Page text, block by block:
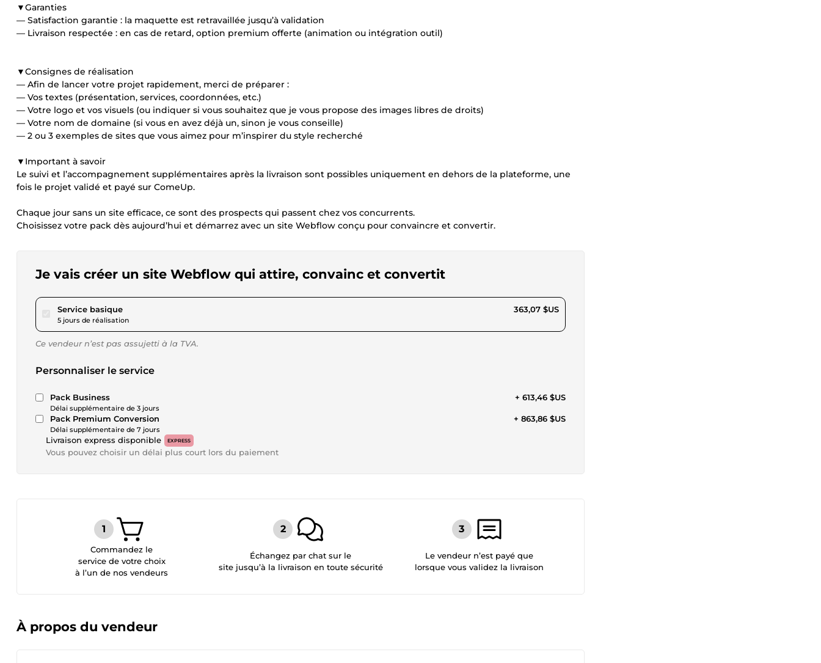
▼Garanties
— Satisfaction garantie : la maquette est retravaillée jusqu’à validation
— Livraison respectée : en cas de retard, option premium offerte (animation ou intégration outil)
▼Consignes de réalisation
— Afin de lancer votre projet rapidement, merci de préparer :
— Vos textes (présentation, services, coordonnées, etc.)
— Votre logo et vos visuels (ou indiquer si vous souhaitez que je vous propose des images libres de droits)
— Votre nom de domaine (si vous en avez déjà un, sinon je vous conseille)
— 2 ou 3 exemples de sites que vous aimez pour m’inspirer du style recherché
▼Important à savoir
Le suivi et l’accompagnement supplémentaires après la livraison sont possibles uniquement en dehors de la plateforme, une
fois le projet validé et payé sur ComeUp.
Chaque jour sans un site efficace, ce sont des prospects qui passent chez vos concurrents.
Choisissez votre pack dès aujourd’hui et démarrez avec un site Webflow conçu pour convaincre et convertir.
Je vais créer un site Webflow qui attire, convainc et convertit
Service basiquepour 334,63 $US
5 jours de réalisation
363,07 $US
Ce vendeur n’est pas assujetti à la TVA.
Personnaliser le service
Pack Business
Délai supplémentaire de 3 jours
+ 613,46 $US
Pack Premium Conversion
Délai supplémentaire de 7 jours
+ 863,86 $US
Livraison express disponible EXPRESS
Vous pouvez choisir un délai plus court lors du paiement
Commandez le
service de votre choix
à l’un de nos vendeurs
Échangez par chat sur le
site jusqu’à la livraison en toute sécurité
Le vendeur n’est payé que
lorsque vous validez la livraison
À propos du vendeur